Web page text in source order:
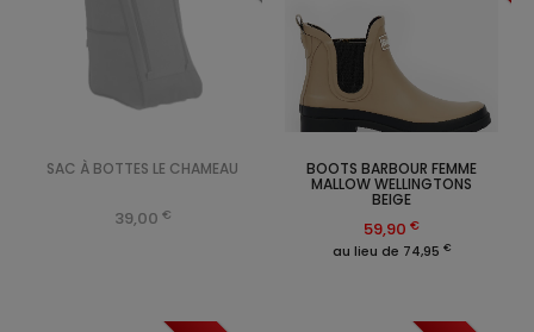
SAC À BOTTES LE CHAMEAU
39,00 €
BOOTS BARBOUR FEMME
MALLOW WELLINGTONS
BEIGE
59,90 €
au lieu de 74,95 €